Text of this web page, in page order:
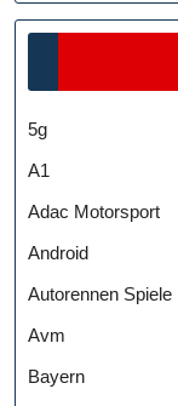
5g
A1
Adac Motorsport
Android
Autorennen Spiele
Avm
Bayern